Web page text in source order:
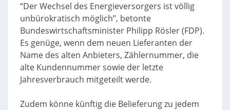
“Der Wechsel des Energieversorgers ist völlig
unbürokratisch möglich”, betonte
Bundeswirtschaftsminister Philipp Rösler (FDP).
Es genüge, wenn dem neuen Lieferanten der
Name des alten Anbieters, Zählernummer, die
alte Kundennummer sowie der letzte
Jahresverbrauch mitgeteilt werde.
Zudem könne künftig die Belieferung zu jedem